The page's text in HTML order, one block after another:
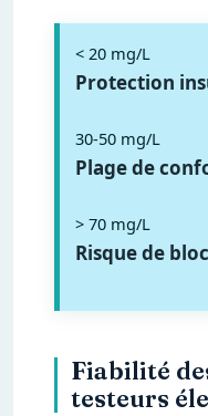
< 20 mg/L
Protection
30-50 mg/L
Plage de
> 70 mg/L
Risque de
Fiabilité
testeurs